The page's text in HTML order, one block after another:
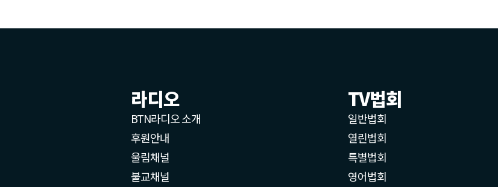
라디오
BTN라디오 소개
후원안내
울림채널
불교채널
TV법회
일반법회
열린법회
특별법회
영어법회